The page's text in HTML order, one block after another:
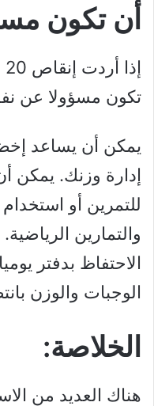
أن تكون
تكون مسؤولا عن
يمكن أن يساعد
إدارة وزنك. يمكن
للتمرين أو
والتمارين
الاحتفاظ بدفتر
الوجبات والوزن
الخلاصة:
هناك العديد من